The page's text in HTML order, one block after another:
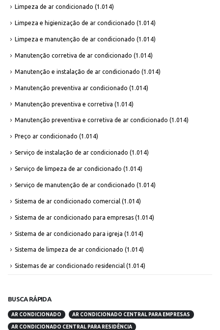
Limpeza de ar condicionado (1.014)
Limpeza e higienização de ar condicionado (1.014)
Limpeza e manutenção de ar condicionado (1.014)
Manutenção corretiva de ar condicionado (1.014)
Manutenção e instalação de ar condicionado (1.014)
Manutenção preventiva ar condicionado (1.014)
Manutenção preventiva e corretiva (1.014)
Manutenção preventiva e corretiva de ar condicionado (1.014)
Preço ar condicionado (1.014)
Serviço de instalação de ar condicionado (1.014)
Serviço de limpeza de ar condicionado (1.014)
Serviço de manutenção de ar condicionado (1.014)
Sistema de ar condicionado comercial (1.014)
Sistema de ar condicionado para empresas (1.014)
Sistema de ar condicionado para igreja (1.014)
Sistema de limpeza de ar condicionado (1.014)
Sistemas de ar condicionado residencial (1.014)
BUSCA RÁPIDA
AR CONDICIONADO AR CONDICIONADO CENTRAL PARA EMPRESAS
AR CONDICIONADO CENTRAL PARA RESIDÊNCIA